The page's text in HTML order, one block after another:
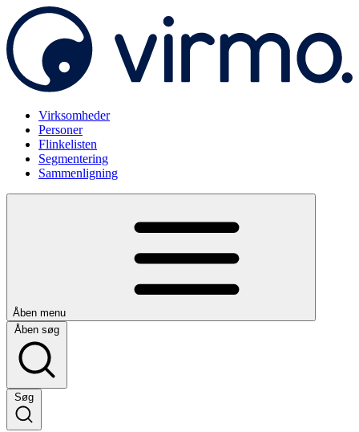
Virksomheder
Personer
Flinkelisten
Segmentering
Sammenligning
Åben menu
Åben søg
Søg